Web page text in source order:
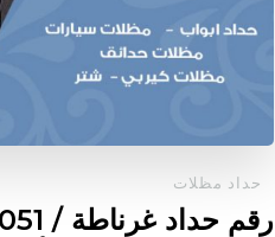
حداد مظلات